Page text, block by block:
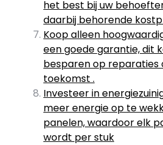
het best bij uw
daarbij behorende
Koop alleen
een goede garantie, dit
besparen op reparaties
toekomst .
Investeer in
meer energie op te
panelen, waardoor elk
wordt per stuk